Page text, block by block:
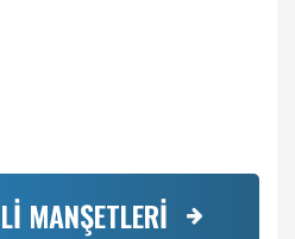
MANŞETLERİ